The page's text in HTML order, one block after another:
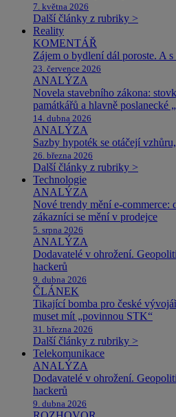
7. května 2026
Další články z rubriky >
Reality
KOMENTÁŘ
Zájem o bydlení dál poroste. A
23. července 2026
ANALÝZA
Novela stavebního zákona:
památkářů a hlavně poslanecké
14. dubna 2026
ANALÝZA
Sazby hypoték se otáčejí
26. března 2026
Další články z rubriky >
Technologie
ANALÝZA
Nové trendy mění e-commerce:
zákazníci se mění v prodejce
5. srpna 2026
ANALÝZA
Dodavatelé v ohrožení.
hackerů
9. dubna 2026
ČLÁNEK
Tikající bomba pro české
muset mít „povinnou STK“
31. března 2026
Další články z rubriky >
Telekomunikace
ANALÝZA
Dodavatelé v ohrožení.
hackerů
9. dubna 2026